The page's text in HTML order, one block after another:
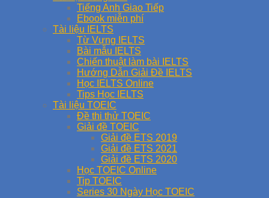
Tiếng Anh Giao Tiếp
Ebook miễn phí
Tài liệu IELTS
Từ Vựng IELTS
Bài mẫu IELTS
Chiến thuật làm bài IELTS
Hướng Dẫn Giải Đề IELTS
Học IELTS Online
Tips Học IELTS
Tài liệu TOEIC
Đề thi thử TOEIC
Giải đề TOEIC
Giải đề ETS 2019
Giải đề ETS 2021
Giải đề ETS 2020
Học TOEIC Online
Tip TOEIC
Series 30 Ngày Học TOEIC